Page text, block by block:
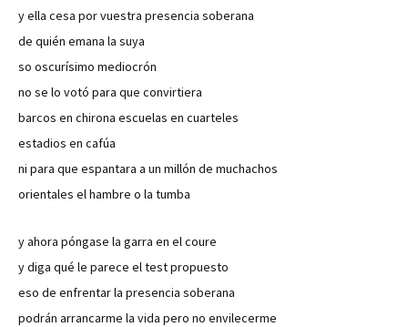
y ella cesa por vuestra presencia soberana
de quién emana la suya
so oscurísimo mediocrón
no se lo votó para que convirtiera
barcos en chirona escuelas en cuarteles
estadios en cafúa
ni para que espantara a un millón de muchachos
orientales el hambre o la tumba
y ahora póngase la garra en el coure
y diga qué le parece el test propuesto
eso de enfrentar la presencia soberana
podrán arrancarme la vida pero no envilecerme